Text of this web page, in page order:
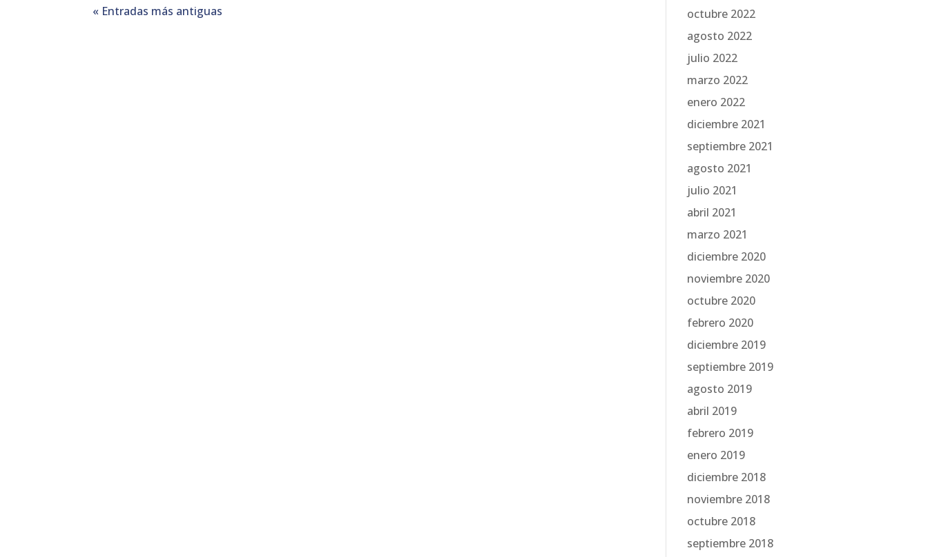
« Entradas más antiguas
octubre 2022
agosto 2022
julio 2022
marzo 2022
enero 2022
diciembre 2021
septiembre 2021
agosto 2021
julio 2021
abril 2021
marzo 2021
diciembre 2020
noviembre 2020
octubre 2020
febrero 2020
diciembre 2019
septiembre 2019
agosto 2019
abril 2019
febrero 2019
enero 2019
diciembre 2018
noviembre 2018
octubre 2018
septiembre 2018